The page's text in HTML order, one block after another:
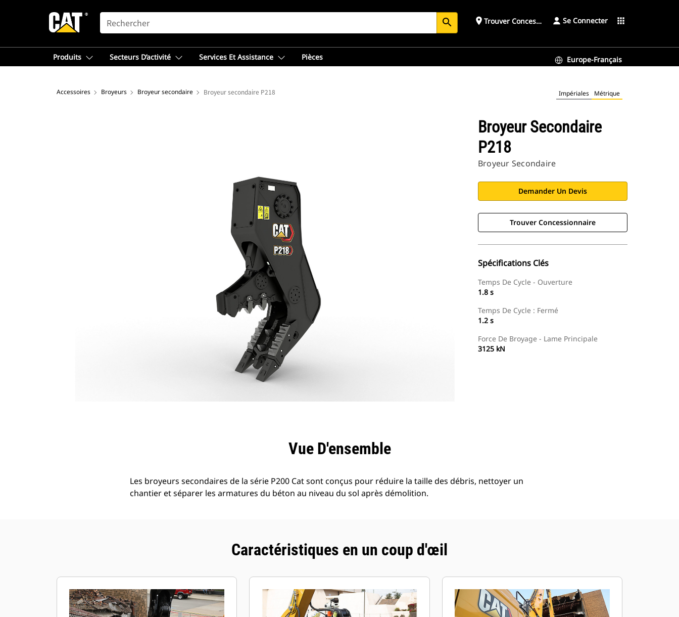
SEARCH search place Trouver ConcessionnaireSe Connecter apps
Produits Secteurs D’activité Services Et Assistance Pièces Europe-Français
Accessoires Broyeurs Broyeur secondaire Broyeur secondaire P218 Impériales Métrique
Broyeur Secondaire
P218
Broyeur Secondaire
Demander Un Devis
Trouver Concessionnaire
Spécifications Clés
Temps De Cycle - Ouverture
1.8 s
Temps De Cycle : Fermé
1.2 s
Force De Broyage - Lame Principale
3125 kN
Vue D'ensemble
Les broyeurs secondaires de la série P200 Cat sont conçus pour réduire la taille des débris, nettoyer un
chantier et séparer les armatures du béton au niveau du sol après démolition.
Caractéristiques en un coup d'œil